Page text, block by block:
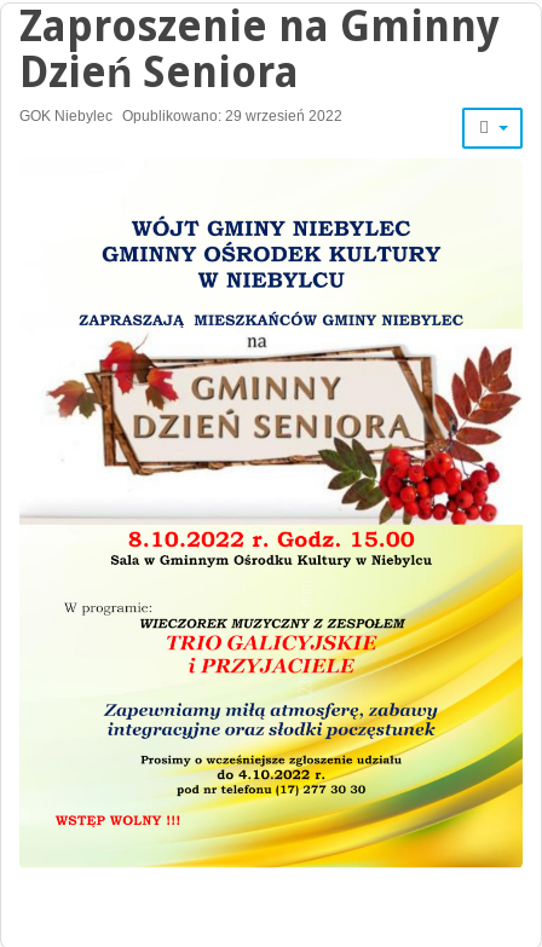
Zaproszenie na Gminny
Dzień Seniora
GOK Niebylec Opublikowano: 29 wrzesień 2022